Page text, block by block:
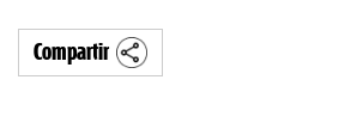
Compartir